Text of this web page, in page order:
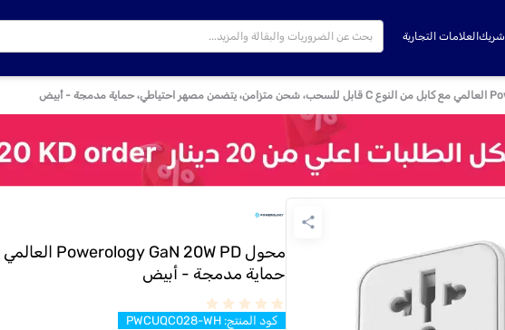
شريكالعلامات التجارية
حماية مدمجة - أبيض
كود المنتج:
PWCUQC028-WH